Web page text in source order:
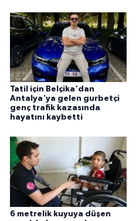
Tatil için Belçika'dan
Antalya'ya gelen gurbetçi
genç trafik kazasında
hayatını kaybetti
6 metrelik kuyuya düşen